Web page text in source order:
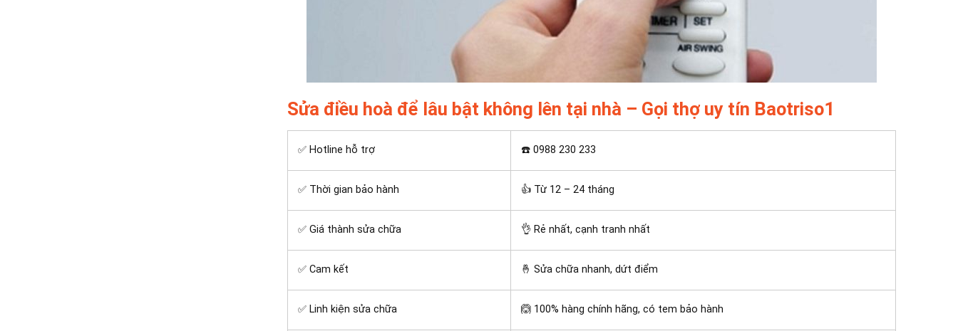
Sửa điều hoà để lâu bật không lên tại nhà – Gọi thợ uy tín Baotriso1
✅ Hotline hỗ trợ ☎️ 0988 230 233
✅ Thời gian bảo hành 👍 Từ 12 – 24 tháng
✅ Giá thành sửa chữa 👌 Rẻ nhất, cạnh tranh nhất
✅ Cam kết 🤞 Sửa chữa nhanh, dứt điểm
✅ Linh kiện sửa chữa 🙆 100% hàng chính hãng, có tem bảo hành